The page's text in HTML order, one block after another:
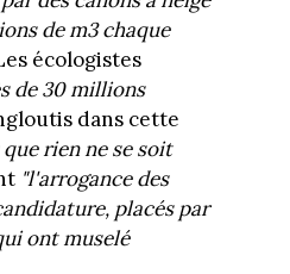
de m3 chaque
écologistes
de 30 millions
dans cette
que rien ne se soit
"l'arrogance des
placés par
ont muselé